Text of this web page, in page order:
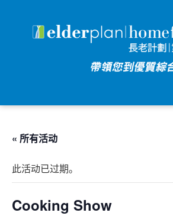
« 所有活动
此活动已过期。
Cooking Show